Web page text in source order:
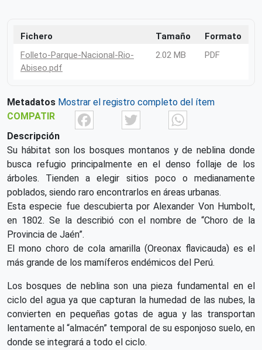
Fichero Tamaño
Formato
Folleto-Parque-Nacional-Rio-
Abiseo.pdf
2.02 MB PDF
Metadatos Mostrar el registro completo del ítem
COMPATIR
FacebookTwitter
Descripción
Su hábitat son los bosques montanos y de neblina donde
busca refugio principalmente en el denso follaje de los
árboles. Tienden a elegir sitios poco o medianamente
poblados, siendo raro encontrarlos en áreas urbanas.
Esta especie fue descubierta por Alexander Von Humbolt,
en 1802. Se la describió con el nombre de “Choro de la
Provincia de Jaén”.
El mono choro de cola amarilla (Oreonax flavicauda) es el
más grande de los mamíferos endémicos del Perú.
Los bosques de neblina son una pieza fundamental en el
ciclo del agua ya que capturan la humedad de las nubes, la
convierten en pequeñas gotas de agua y las transportan
lentamente al “almacén” temporal de su esponjoso suelo, en
donde se integrará a todo el ciclo.